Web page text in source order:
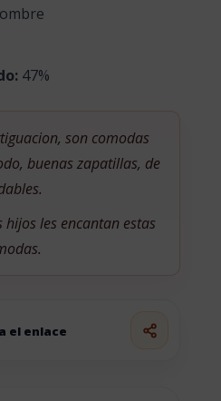
47%
son comodas
buenas zapatillas, de
les encantan estas
el enlace